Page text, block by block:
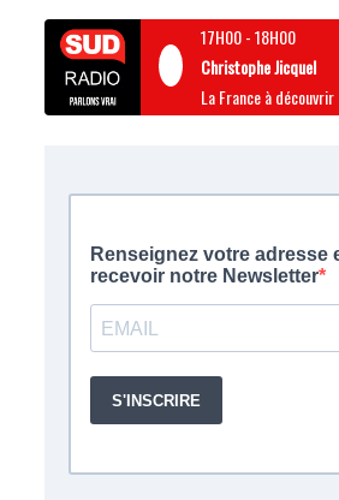
17H00-18H00
Christophe Jicquel
La France à découvrir